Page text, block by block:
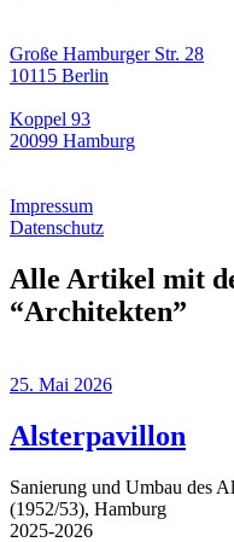
Große Hamburger Str. 28
10115 Berlin
Koppel 93
20099 Hamburg
Impressum
Datenschutz
Alle Artikel mit
“Architekten”
25. Mai 2026
Alsterpavillon
Sanierung und Umbau des
(1952/53), Hamburg
2025-2026